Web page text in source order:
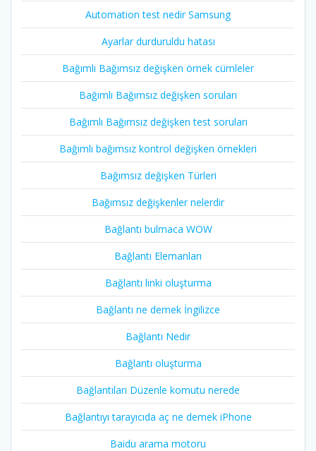
Automation test nedir Samsung
Ayarlar durduruldu hatası
Bağımlı Bağımsız değişken örnek cümleler
Bağımlı Bağımsız değişken soruları
Bağımlı Bağımsız değişken test soruları
Bağımlı bağımsız kontrol değişken örnekleri
Bağımsız değişken Türleri
Bağımsız değişkenler nelerdir
Bağlantı bulmaca WOW
Bağlantı Elemanları
Bağlantı linki oluşturma
Bağlantı ne demek İngilizce
Bağlantı Nedir
Bağlantı oluşturma
Bağlantıları Düzenle komutu nerede
Bağlantıyı tarayıcıda aç ne demek iPhone
Baidu arama motoru